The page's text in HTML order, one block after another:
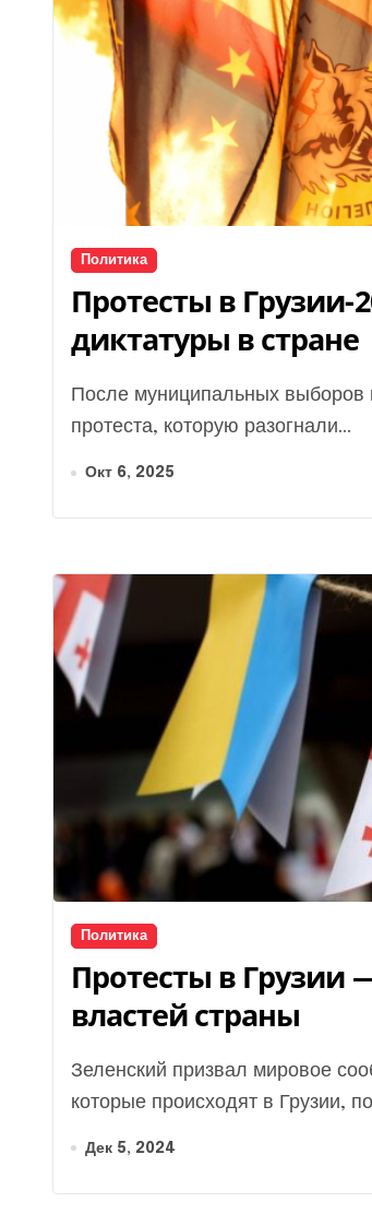
Политика
Протесты в Грузии-
диктатуры в стране
После муниципальных выборов в субботу, 4 октября в Грузии состоялась массовая акция
протеста, которую разогнали...
Окт 6, 2025
Политика
Протесты в Грузии
властей страны
Зеленский призвал мировое сообщество более принципиально реагировать на события,
которые происходят в Грузии,
Дек 5, 2024